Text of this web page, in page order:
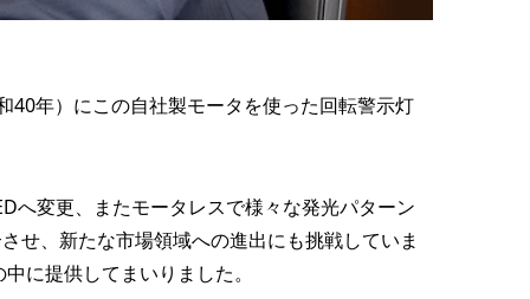
年）にこの自社製モータを使った回転警示灯
へ変更、またモータレスで様々な発光パターン
せ、新たな市場領域への進出にも挑戦していま
に提供してまいりました。